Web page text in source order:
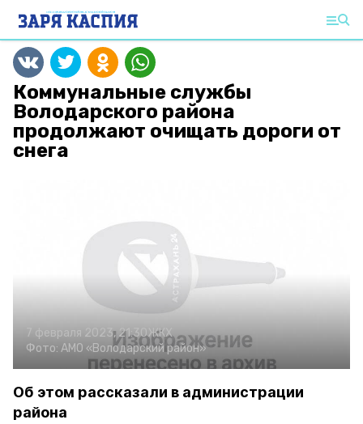
Коммунальные службы
Володарского района
продолжают очищать дороги от
снега
7 февраля 2023, 21:30ЖКХ
Фото: АМО «Володарский район»
Об этом рассказали в администрации
района